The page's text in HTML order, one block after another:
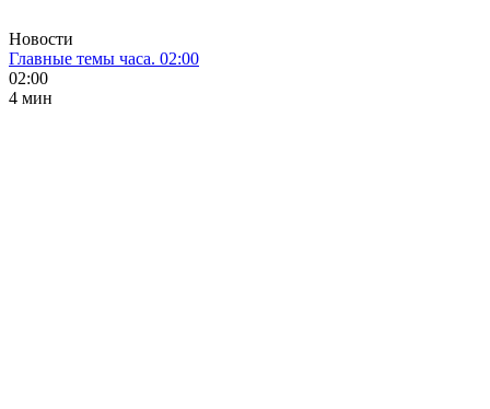
Новости
Главные темы часа. 02:00
02:00
4 мин